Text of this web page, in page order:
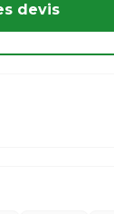
devis